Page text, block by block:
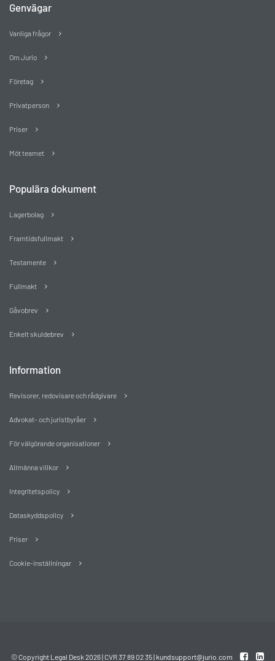
Genvägar
Vanliga frågor
Om Jurio
Företag
Privatperson
Priser
Möt teamet
Populära dokument
Lagerbolag
Framtidsfullmakt
Testamente
Fullmakt
Gåvobrev
Enkelt skuldebrev
Information
Revisorer, redovisare och rådgivare
Advokat- och juristbyråer
För välgörande organisationer
Allmänna villkor
Integritetspolicy
Dataskyddspolicy
Priser
Cookie-inställningar
© Copyright Legal Desk 2026 | CVR 37 89 02 35 | kundsupport@jurio.com